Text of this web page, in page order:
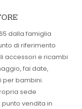
dalla famiglia
di riferimento
accessori e ricambi
fai date,
per bambini.
sede
vendita in